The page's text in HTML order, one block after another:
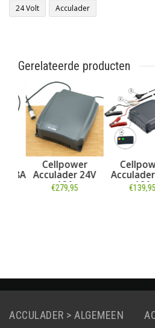
24 Volt Acculader
Gerelateerde producten
Cellpower
Acculader 24V
12A
€279,95
Acculader
10A
€139,95
ACCULADER > ALGEMEEN